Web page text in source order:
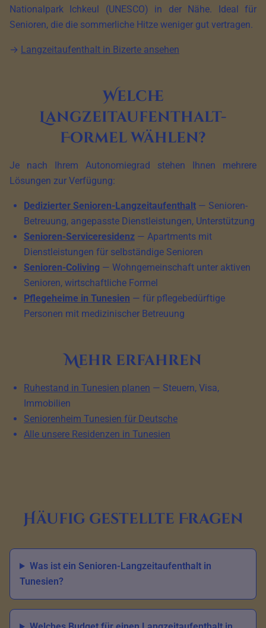
Nationalpark Ichkeul (UNESCO) in der Nähe. Ideal für
Senioren, die die sommerliche Hitze weniger gut vertragen.
→ Langzeitaufenthalt in Bizerte ansehen
Welche
Langzeitaufenthalt-
Formel wählen?
Je nach Ihrem Autonomiegrad stehen Ihnen mehrere
Lösungen zur Verfügung:
Dedizierter Senioren-Langzeitaufenthalt — Senioren-
Betreuung, angepasste Dienstleistungen, Unterstützung
Senioren-Serviceresidenz — Apartments mit
Dienstleistungen für selbständige Senioren
Senioren-Coliving — Wohngemeinschaft unter aktiven
Senioren, wirtschaftliche Formel
Pflegeheime in Tunesien — für pflegebedürftige
Personen mit medizinischer Betreuung
Mehr erfahren
Ruhestand in Tunesien planen — Steuern, Visa,
Immobilien
Seniorenheim Tunesien für Deutsche
Alle unsere Residenzen in Tunesien
Häufig gestellte Fragen
Was ist ein Senioren-Langzeitaufenthalt in
Tunesien?